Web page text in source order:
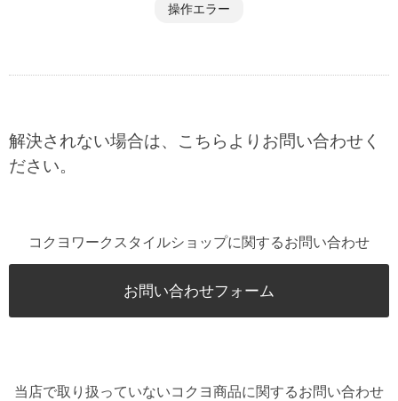
操作エラー
解決されない場合は、こちらよりお問い合わせく
ださい。
コクヨワークスタイルショップに関するお問い合わせ
お問い合わせフォーム
当店で取り扱っていないコクヨ商品に関するお問い合わせ